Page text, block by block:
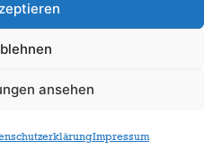
ansehen
Impressum